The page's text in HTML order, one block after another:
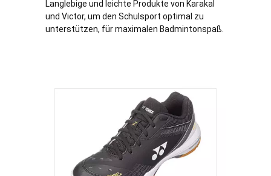
Langlebige und leichte Produkte von Karakal
und Victor, um den Schulsport optimal zu
unterstützen, für maximalen Badmintonspaß.